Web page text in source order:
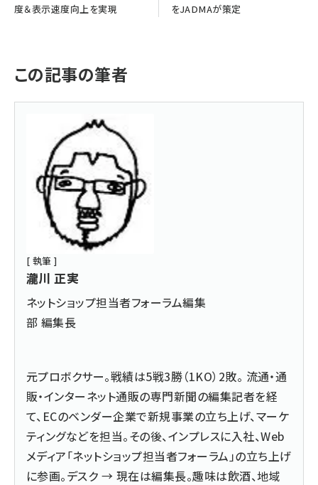
度＆表示速度向上を実現
をJADMAが策定
この記事の筆者
[ 執筆 ]
瀧川 正実
ネットショップ担当者フォーラム編集
部 編集長
元プロボクサー。戦績は5戦3勝（1KO）2敗。 流通・通
販・インターネット通販の専門新聞の編集記者を経
て、ECのベンダー企業で新規事業の立ち上げ、マーケ
ティングなどを担当。その後、インプレスに入社、Web
メディア「ネットショップ担当者フォーラム」の立ち上げ
に参画。デスク → 現在は編集長。趣味は飲酒、地域